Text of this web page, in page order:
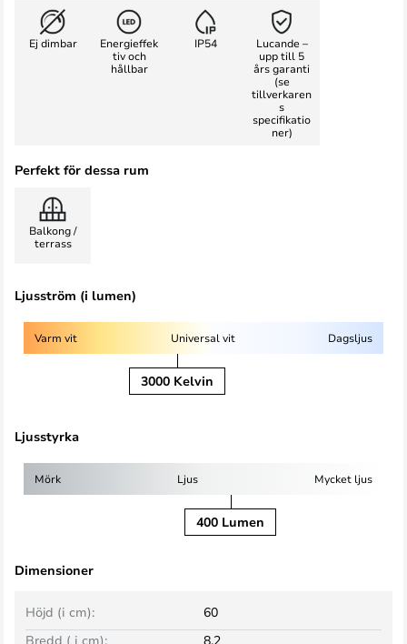
Ej dimbar
Energieffek
tiv och
hållbar
IP54
Lucande –
upp till 5
års garanti
(se
tillverkaren
s
specifikatio
ner)
Perfekt för dessa rum
Balkong /
terrass
Ljusström (i lumen)
Varm vit Universal vit Dagsljus
3000 Kelvin
Ljusstyrka
Mörk Ljus Mycket ljus
400 Lumen
Dimensioner
Bredd ( i cm): 8,2
Höjd (i cm): 60